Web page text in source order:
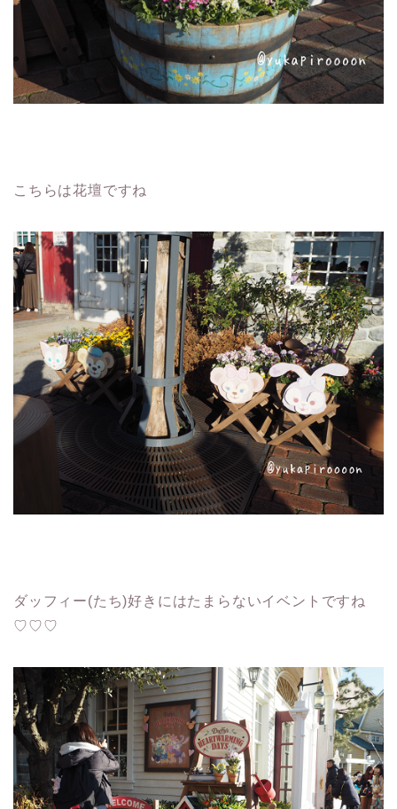
こちらは花壇ですね
ダッフィー(たち)好きにはたまらないイベントですね
♡♡♡